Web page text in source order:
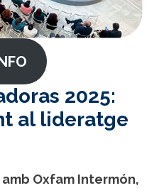
2025:
al lideratge
Oxfam Intermón,